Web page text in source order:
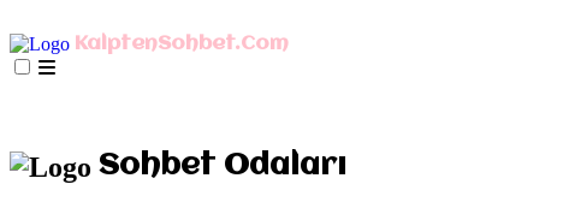
KalptenSohbet.Com
Sohbet Odaları